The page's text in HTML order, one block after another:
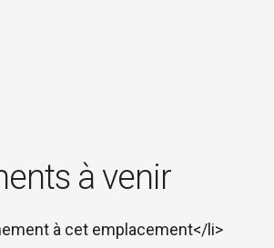
à venir
à cet emplacement</li>